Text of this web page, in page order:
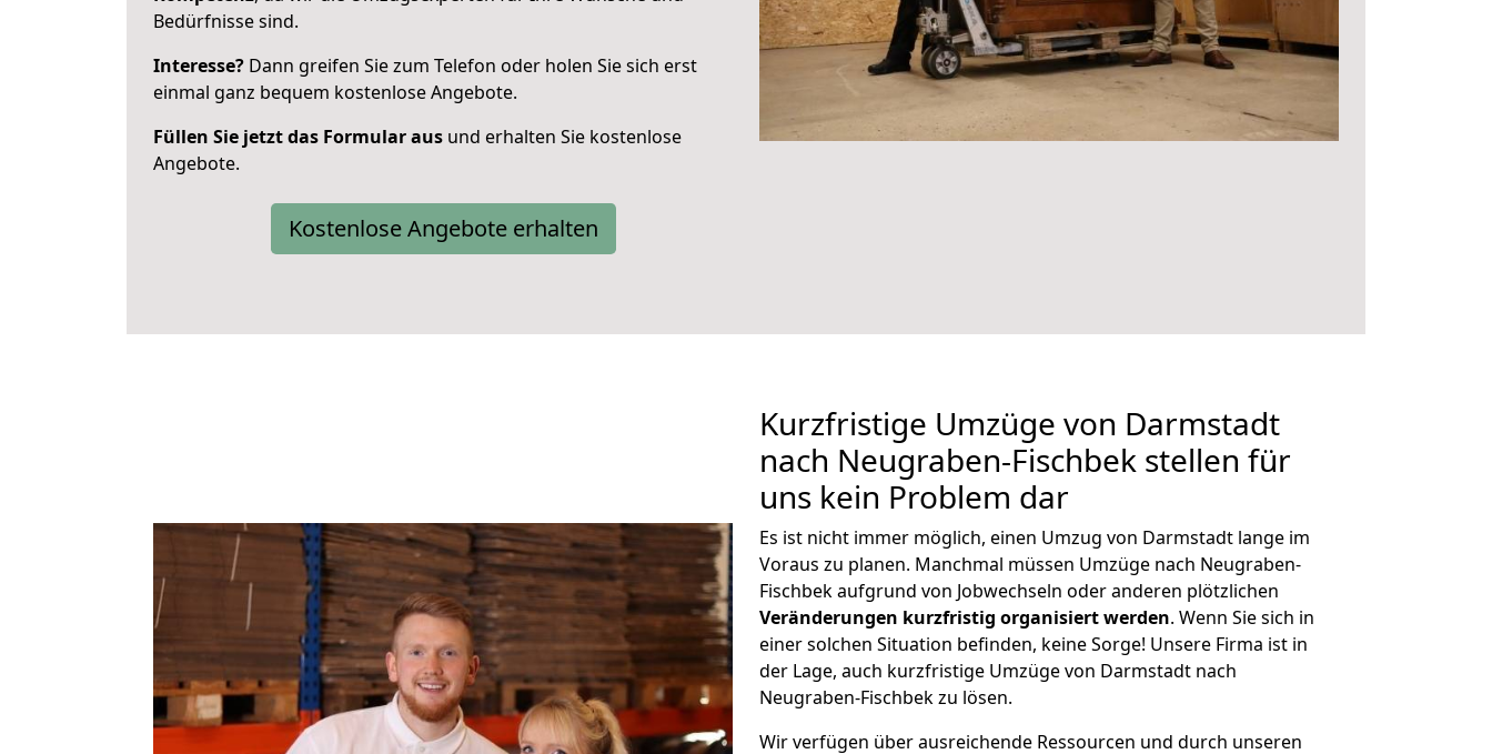
Bedürfnisse sind.
Interesse? Dann greifen Sie zum Telefon oder holen Sie sich erst
einmal ganz bequem kostenlose Angebote.
Füllen Sie jetzt das Formular aus und erhalten Sie kostenlose
Angebote.
Kostenlose Angebote erhalten
Kurzfristige Umzüge von Darmstadt
nach Neugraben-Fischbek stellen für
uns kein Problem dar
Es ist nicht immer möglich, einen Umzug von Darmstadt lange im
Voraus zu planen. Manchmal müssen Umzüge nach Neugraben-
Fischbek aufgrund von Jobwechseln oder anderen plötzlichen
Veränderungen kurzfristig organisiert werden. Wenn Sie sich in
einer solchen Situation befinden, keine Sorge! Unsere Firma ist in
der Lage, auch kurzfristige Umzüge von Darmstadt nach
Neugraben-Fischbek zu lösen.
Wir verfügen über ausreichende Ressourcen und durch unseren